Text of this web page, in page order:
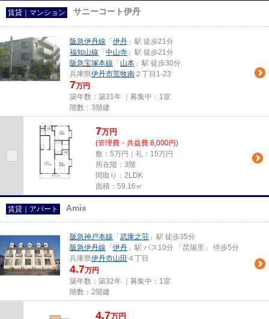
賃貸｜マンション サニーコート伊丹
阪急伊丹線 「 伊丹 」駅 徒歩21分
福知山線 「 中山寺 」駅 徒歩21分
阪急宝塚本線 「 山本 」駅 徒歩30分
兵庫県伊丹市荒牧南 ２丁目1-23
7万円
築年数：築31年 ｜募集中： 1室
階数：3階建
7万円
(管理費・共益費 8,000円)
敷：5万円｜礼：15万円
所在階：3階
間取り：2LDK
面積：59.16㎡
賃貸｜アパート Amis
阪急神戸本線 「 武庫之荘 」駅 徒歩35分
阪急伊丹線 「 伊丹 」駅 バス10分 「昆陽里」 停歩5分
兵庫県伊丹市山田 ４丁目
4.7万円
築年数：築32年 ｜募集中： 1室
階数：2階建
4.7万円